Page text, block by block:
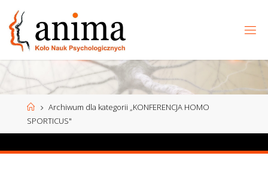
do
treści
Strona
główna
Archiwum dla kategorii „KONFERENCJA HOMO
SPORTICUS"